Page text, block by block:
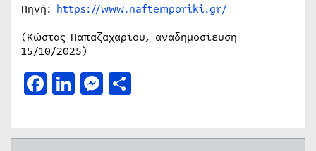
Πηγή: https://www.naftemporiki.gr/
(Κώστας Παπαζαχαρίου, αναδημοσίευση
15/10/2025)
Facebook
LinkedIn
Messenger